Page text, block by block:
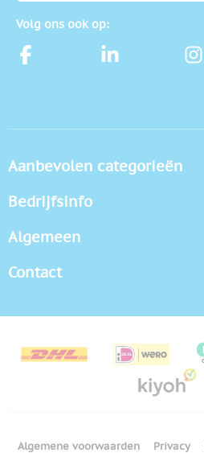
Volg ons ook op:
Aanbevolen categorieën
Bedrijfsinfo
Algemeen
Contact
Algemene voorwaarden Privacy